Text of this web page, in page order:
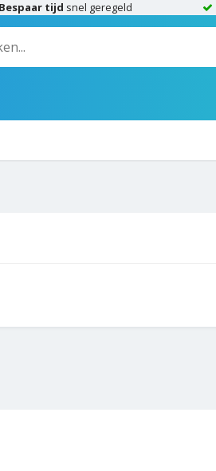
Bespaar tijd snel geregeld